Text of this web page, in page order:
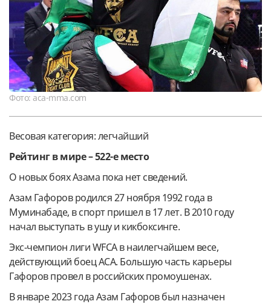
Фото: aca-mma.com
Весовая категория: легчайший
Рейтинг в мире – 522-е место
О новых боях Азама пока нет сведений.
Азам Гафоров родился 27 ноября 1992 года в
Муминабаде, в спорт пришел в 17 лет. В 2010 году
начал выступать в ушу и кикбоксинге.
Экс-чемпион лиги WFCA в наилегчайшем весе,
действующий боец АСА. Большую часть карьеры
Гафоров провел в российских промоушенах.
В январе 2023 года Азам Гафоров был назначен